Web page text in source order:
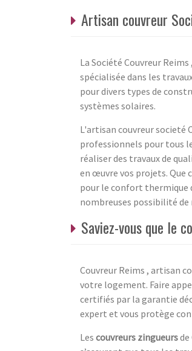
Artisan couvreur
La Société Couvreur
spécialisée dans les
pour divers types de
systèmes solaires.
L'artisan couvreur societé
professionnels pour tous
réaliser des travaux de
en œuvre vos projets. Que
pour le confort thermique
nombreuses possibilité de
Saviez-vous que le
Couvreur Reims , artisan
votre logement. Faire
certifiés par la garantie
expert et vous protège
Les couvreurs zingueursde